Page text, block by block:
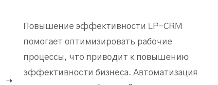
Повышение эффективности LP-CRM
помогает оптимизировать рабочие
процессы, что приводит к повышению
эффективности бизнеса. Автоматизация